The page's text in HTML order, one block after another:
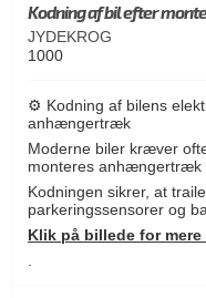
Kodning af bil efter
JYDEKROG
1000
⚙️ Kodning af bilens
anhængertræk
Moderne biler kræver
monteres anhængertræk
Kodningen sikrer, at
parkeringssensorer og
Klik på billede for mere